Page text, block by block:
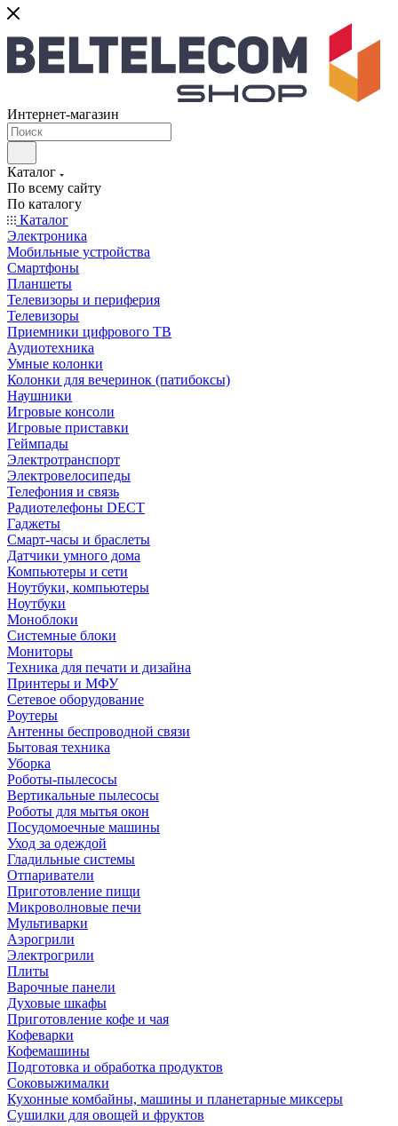
Интернет-магазин
Каталог
По всему сайту
По каталогу
Каталог
Электроника
Мобильные устройства
Смартфоны
Планшеты
Телевизоры и периферия
Телевизоры
Приемники цифрового ТВ
Аудиотехника
Умные колонки
Колонки для вечеринок (патибоксы)
Наушники
Игровые консоли
Игровые приставки
Геймпады
Электротранспорт
Электровелосипеды
Телефония и связь
Радиотелефоны DECT
Гаджеты
Смарт-часы и браслеты
Датчики умного дома
Компьютеры и сети
Ноутбуки, компьютеры
Ноутбуки
Моноблоки
Системные блоки
Мониторы
Техника для печати и дизайна
Принтеры и МФУ
Сетевое оборудование
Роутеры
Антенны беспроводной связи
Бытовая техника
Уборка
Роботы-пылесосы
Вертикальные пылесосы
Роботы для мытья окон
Посудомоечные машины
Уход за одеждой
Гладильные системы
Отпариватели
Приготовление пищи
Микроволновые печи
Мультиварки
Аэрогрили
Электрогрили
Плиты
Варочные панели
Духовые шкафы
Приготовление кофе и чая
Кофеварки
Кофемашины
Подготовка и обработка продуктов
Соковыжималки
Кухонные комбайны, машины и планетарные миксеры
Сушилки для овощей и фруктов